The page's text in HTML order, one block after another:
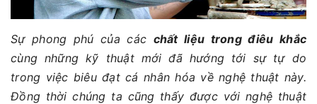
Sự phong phú của các chất liệu trong điêu khắc
cùng những kỹ thuật mới đã hướng tới sự tự do
trong việc biêu đạt cá nhân hóa về nghệ thuật này.
Đồng thời chúng ta cũng thấy được với nghệ thuật